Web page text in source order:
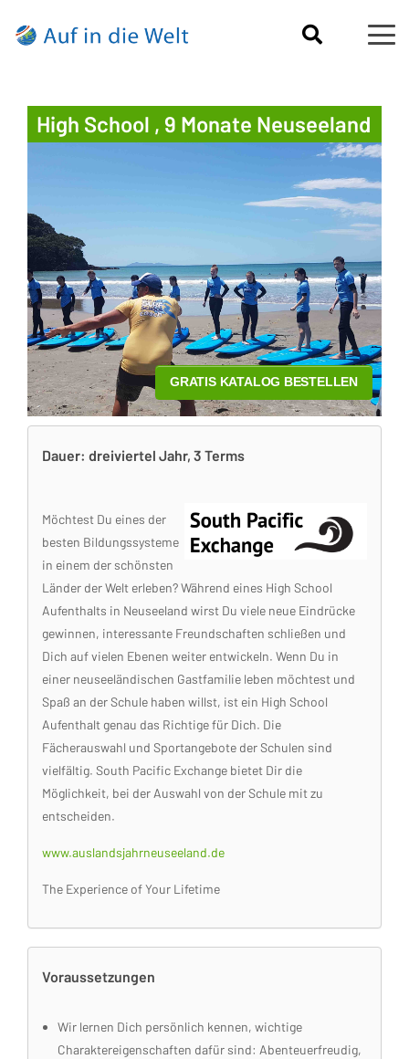
High School , 9 Monate Neuseeland
Dauer: dreiviertel Jahr, 3 Terms
Möchtest Du eines der
besten Bildungssysteme
in einem der schönsten
Länder der Welt erleben? Während eines High School
Aufenthalts in Neuseeland wirst Du viele neue Eindrücke
gewinnen, interessante Freundschaften schließen und
Dich auf vielen Ebenen weiter entwickeln. Wenn Du in
einer neuseeländischen Gastfamilie leben möchtest und
Spaß an der Schule haben willst, ist ein High School
Aufenthalt genau das Richtige für Dich. Die
Fächerauswahl und Sportangebote der Schulen sind
vielfältig. South Pacific Exchange bietet Dir die
Möglichkeit, bei der Auswahl von der Schule mit zu
entscheiden.
www.auslandsjahrneuseeland.de
The Experience of Your Lifetime
Voraussetzungen
Wir lernen Dich persönlich kennen, wichtige
Charaktereigenschaften dafür sind: Abenteuerfreudig,